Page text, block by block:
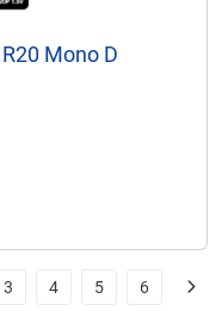
Mono D
3 4 5 6